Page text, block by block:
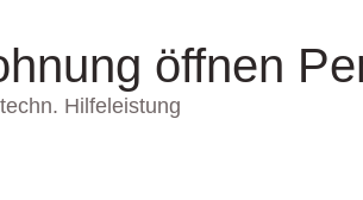
öffnen
Hilfeleistung